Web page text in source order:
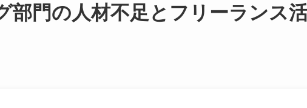
部門の人材不足とフリーランス